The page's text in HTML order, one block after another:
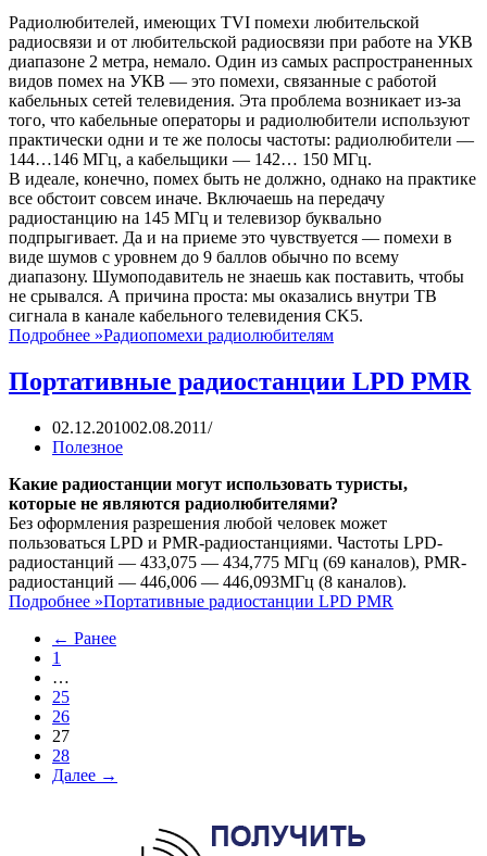
Радиолюбителей, имеющих TVI помехи любительской
радиосвязи и от любительской радиосвязи при работе на УКВ
диапазоне 2 метра, немало. Один из самых распространенных
видов помех на УКВ — это помехи, связанные с работой
кабельных сетей телевидения. Эта проблема возникает из-за
того, что кабельные операторы и радиолюбители используют
практически одни и те же полосы частоты: радиолюбители —
144…146 МГц, а кабельщики — 142… 150 МГц.
В идеале, конечно, помех быть не должно, однако на практике
все обстоит совсем иначе. Включаешь на передачу
радиостанцию на 145 МГц и телевизор буквально
подпрыгивает. Да и на приеме это чувствуется — помехи в
виде шумов с уровнем до 9 баллов обычно по всему
диапазону. Шумоподавитель не знаешь как поставить, чтобы
не срывался. А причина проста: мы оказались внутри ТВ
сигнала в канале кабельного телевидения CK5.
Подробнее »Радиопомехи радиолюбителям
Портативные радиостанции LPD PMR
02.12.201002.08.2011
Полезное
Какие радиостанции могут использовать туристы,
которые не являются радиолюбителями?
Без оформления разрешения любой человек может
пользоваться LPD и PMR-радиостанциями. Частоты LPD-
радиостанций — 433,075 — 434,775 МГц (69 каналов), PMR-
paдиостанций — 446,006 — 446,093МГц (8 каналов).
Подробнее »Портативные радиостанции LPD PMR
← Ранее
1
…
25
26
27
28
Далее →